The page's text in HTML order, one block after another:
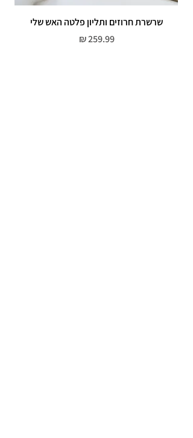
שרשרת חרוזים ותליון פלטה האש שלי
מחיר‏259.99 ‏₪